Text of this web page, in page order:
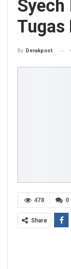
Syech
Tugas
By Derakpost
0
478
Share